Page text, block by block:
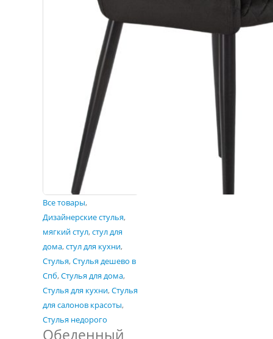
Все товары,
Дизайнерские стулья,
мягкий стул,стул для
дома,стул для кухни,
Стулья,Стулья дешево в
Спб,Стулья для дома,
Стулья для кухни,Стулья
для салонов красоты,
Стулья недорого
Обеденный